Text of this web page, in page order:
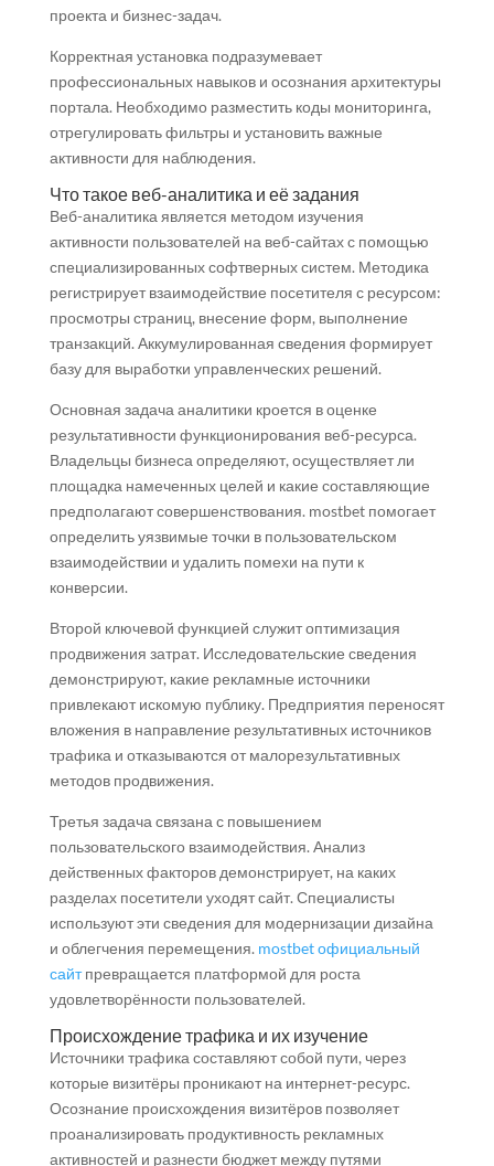
проекта и бизнес-задач.
Корректная установка подразумевает
профессиональных навыков и осознания архитектуры
портала. Необходимо разместить коды мониторинга,
отрегулировать фильтры и установить важные
активности для наблюдения.
Что такое веб-аналитика и её задания
Веб-аналитика является методом изучения
активности пользователей на веб-сайтах с помощью
специализированных софтверных систем. Методика
регистрирует взаимодействие посетителя с ресурсом:
просмотры страниц, внесение форм, выполнение
транзакций. Аккумулированная сведения формирует
базу для выработки управленческих решений.
Основная задача аналитики кроется в оценке
результативности функционирования веб-ресурса.
Владельцы бизнеса определяют, осуществляет ли
площадка намеченных целей и какие составляющие
предполагают совершенствования. mostbet помогает
определить уязвимые точки в пользовательском
взаимодействии и удалить помехи на пути к
конверсии.
Второй ключевой функцией служит оптимизация
продвижения затрат. Исследовательские сведения
демонстрируют, какие рекламные источники
привлекают искомую публику. Предприятия переносят
вложения в направление результативных источников
трафика и отказываются от малорезультативных
методов продвижения.
Третья задача связана с повышением
пользовательского взаимодействия. Анализ
действенных факторов демонстрирует, на каких
разделах посетители уходят сайт. Специалисты
используют эти сведения для модернизации дизайна
и облегчения перемещения. mostbet официальный
сайтпревращается платформой для роста
удовлетворённости пользователей.
Происхождение трафика и их изучение
Источники трафика составляют собой пути, через
которые визитёры проникают на интернет-ресурс.
Осознание происхождения визитёров позволяет
проанализировать продуктивность рекламных
активностей и разнести бюджет между путями